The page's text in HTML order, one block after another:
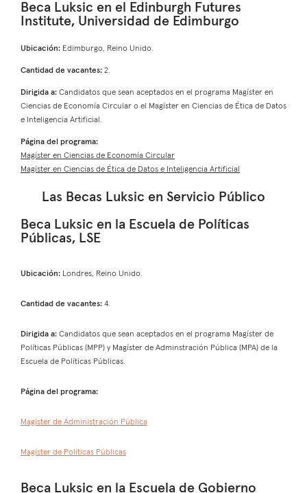
Beca Luksic en el Edinburgh Futures
Institute, Universidad de Edimburgo
Ubicación: Edimburgo, Reino Unido.
Cantidad de vacantes: 2.
Dirigida a: Candidatos que sean aceptados en el programa Magíster en
Ciencias de Economía Circular o el Magíster en Ciencias de Ética de Datos
e Inteligencia Artificial.
Página del programa:
Magíster en Ciencias de Economía Circular
Magíster en Ciencias de Ética de Datos e Inteligencia Artificial
Las Becas Luksic en Servicio Público
Beca Luksic en la Escuela de Políticas
Públicas, LSE
Ubicación: Londres, Reino Unido.
Cantidad de vacantes: 4.
Dirigida a: Candidatos que sean aceptados en el programa Magíster de
Políticas Públicas (MPP) y Magíster de Adminstración Pública (MPA) de la
Escuela de Políticas Públicas.
Página del programa:
Magíster de Administración Pública
Magíster de Políticas Públicas
Beca Luksic en la Escuela de Gobierno